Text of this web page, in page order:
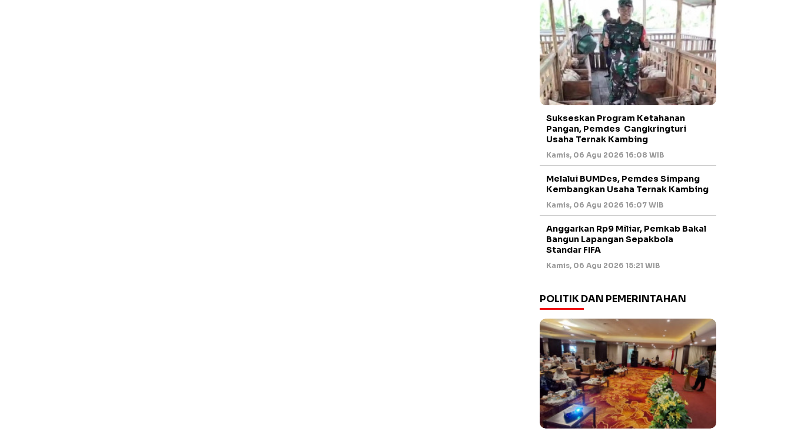
Sukseskan Program Ketahanan
Pangan, Pemdes Cangkringturi
Usaha Ternak Kambing
Kamis, 06 Agu 2026 16:08 WIB
Melalui BUMDes, Pemdes Simpang
Kembangkan Usaha Ternak Kambing
Kamis, 06 Agu 2026 16:07 WIB
Anggarkan Rp9 Miliar, Pemkab Bakal
Bangun Lapangan Sepakbola
Standar FIFA
Kamis, 06 Agu 2026 15:21 WIB
POLITIK DAN PEMERINTAHAN